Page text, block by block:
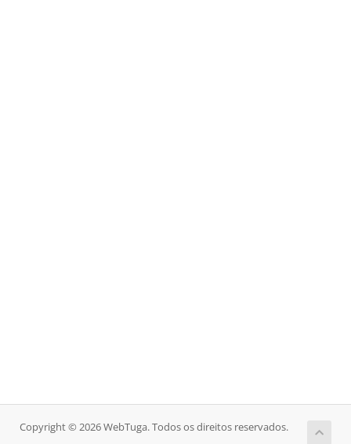
Copyright © 2026 WebTuga. Todos os direitos reservados.